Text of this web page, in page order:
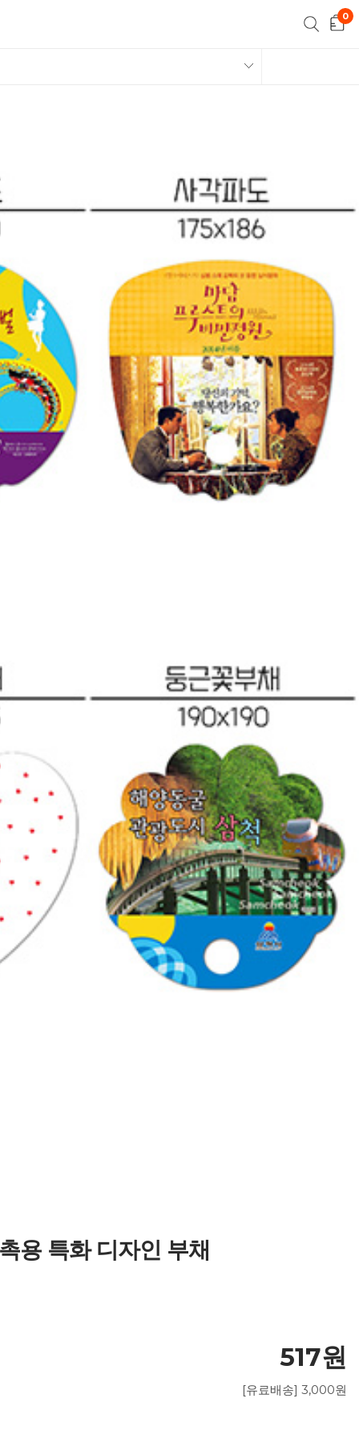
용 특화 디자인 부채
517원
[유료배송] 3,000원